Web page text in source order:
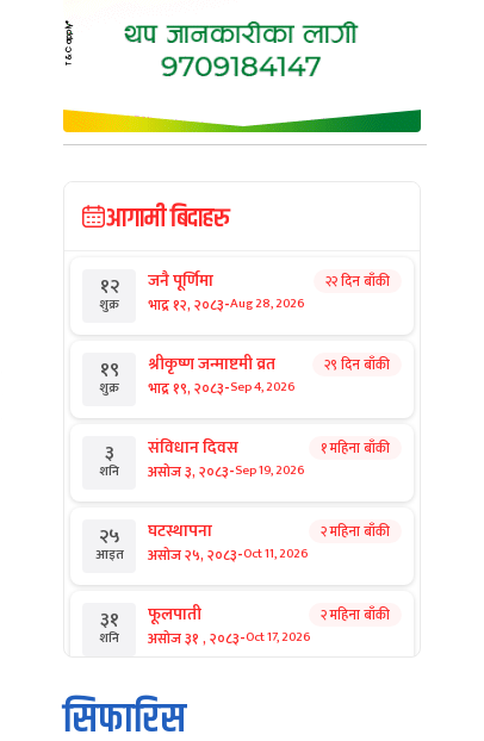
आगामी बिदाहरु
१२
शुक्र
जनै पूर्णिमा
भाद्र १२, २०८३-Aug 28, 2026
२२ दिन बाँकी
१९
शुक्र
श्रीकृष्ण जन्माष्टमी व्रत
भाद्र १९, २०८३-Sep 4, 2026
२९ दिन बाँकी
३
शनि
संविधान दिवस
असोज ३, २०८३-Sep 19, 2026
१ महिना बाँकी
२५
आइत
घटस्थापना
असोज २५, २०८३-Oct 11, 2026
२ महिना बाँकी
३१
शनि
फूलपाती
असोज ३१ , २०८३-Oct 17, 2026
२ महिना बाँकी
१
आइत
कार्तिक सङ्क्रान्ति
कार्तिक १, २०८३
सिफारिस